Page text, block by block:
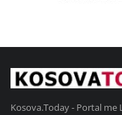
Kosova.Today - Portal me